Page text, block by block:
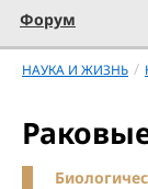
Форум
НАУКА И ЖИЗНЬ /